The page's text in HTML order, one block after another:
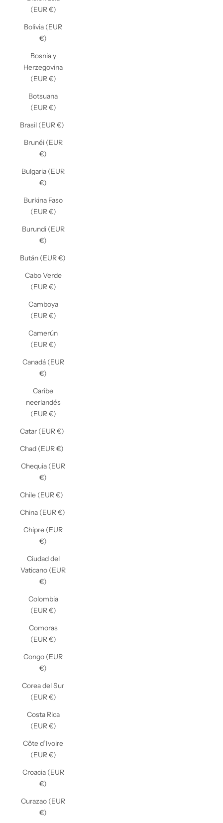
(EUR €)
Bolivia (EUR
€)
Bosnia y
Herzegovina
(EUR €)
Botsuana
(EUR €)
Brasil (EUR €)
Brunéi (EUR
€)
Bulgaria (EUR
€)
Burkina Faso
(EUR €)
Burundi (EUR
€)
Bután (EUR €)
Cabo Verde
(EUR €)
Camboya
(EUR €)
Camerún
(EUR €)
Canadá (EUR
€)
Caribe
neerlandés
(EUR €)
Catar (EUR €)
Chad (EUR €)
Chequia (EUR
€)
Chile (EUR €)
China (EUR €)
Chipre (EUR
€)
Ciudad del
Vaticano (EUR
€)
Colombia
(EUR €)
Comoras
(EUR €)
Congo (EUR
€)
Corea del Sur
(EUR €)
Costa Rica
(EUR €)
Côte d’Ivoire
(EUR €)
Croacia (EUR
€)
Curazao (EUR
€)